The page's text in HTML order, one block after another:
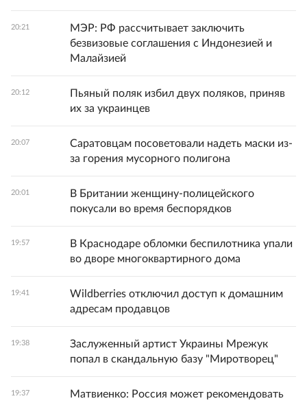
20:21
МЭР: РФ рассчитывает заключить
безвизовые соглашения с Индонезией и
Малайзией
20:12
Пьяный поляк избил двух поляков, приняв
их за украинцев
20:07
Саратовцам посоветовали надеть маски из-
за горения мусорного полигона
20:01
В Британии женщину-полицейского
покусали во время беспорядков
19:57
В Краснодаре обломки беспилотника упали
во дворе многоквартирного дома
19:41
Wildberries отключил доступ к домашним
адресам продавцов
19:38
Заслуженный артист Украины Мрежук
попал в скандальную базу "Миротворец"
19:37
Матвиенко: Россия может рекомендовать